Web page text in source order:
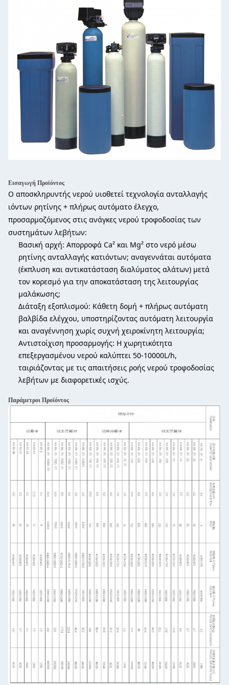
Εισαγωγή Προϊόντος
Ο αποσκληρυντής νερού υιοθετεί τεχνολογία ανταλλαγής
ιόντων ρητίνης + πλήρως αυτόματο έλεγχο,
προσαρμοζόμενος στις ανάγκες νερού τροφοδοσίας των
συστημάτων λεβήτων:
Βασική αρχή: Απορροφά Ca² και Mg² στο νερό μέσω
ρητίνης ανταλλαγής κατιόντων; αναγεννάται αυτόματα
(έκπλυση και αντικατάσταση διαλύματος αλάτων) μετά
τον κορεσμό για την αποκατάσταση της λειτουργίας
μαλάκωσης;
Διάταξη εξοπλισμού: Κάθετη δομή + πλήρως αυτόματη
βαλβίδα ελέγχου, υποστηρίζοντας αυτόματη λειτουργία
και αναγέννηση χωρίς συχνή χειροκίνητη λειτουργία;
Αντιστοίχιση προσαρμογής: Η χωρητικότητα
επεξεργασμένου νερού καλύπτει 50-10000L/h,
ταιριάζοντας με τις απαιτήσεις ροής νερού τροφοδοσίας
λεβήτων με διαφορετικές ισχύς.
Παράμετροι Προϊόντος